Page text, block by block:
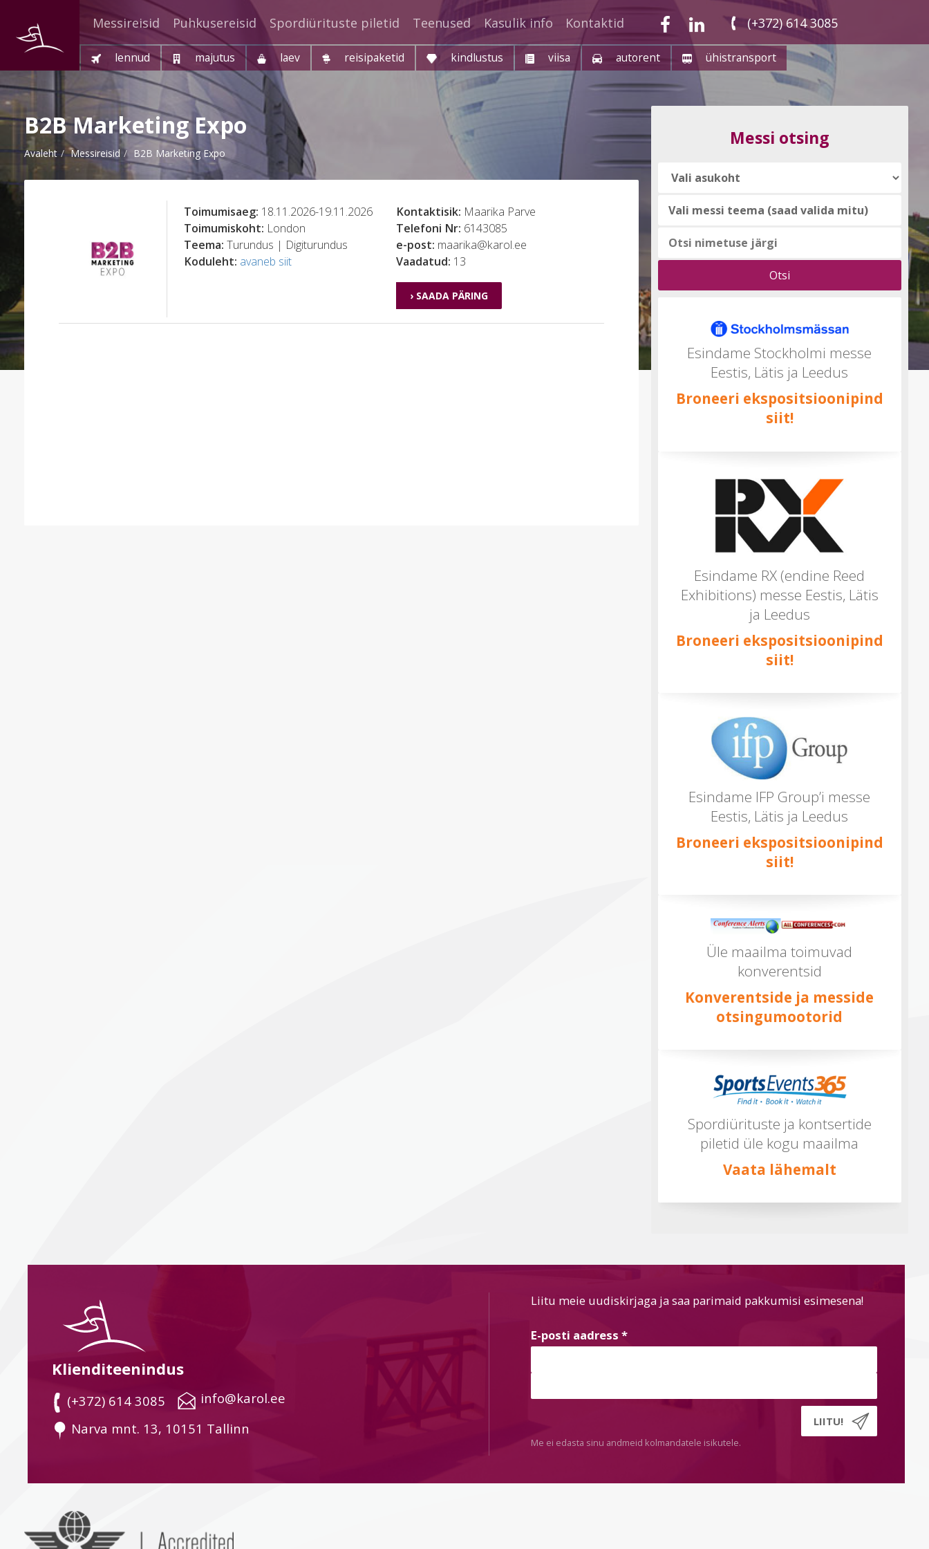
(+372) 614 3085
Messireisid Puhkusereisid Spordiürituste piletid Teenused Kasulik info Kontaktid
lennud majutus laev reisipaketid kindlustus viisa autorent ühistransport
B2B Marketing Expo
Avaleht Messireisid B2B Marketing Expo
Toimumisaeg: 18.11.2026-19.11.2026
Toimumiskoht: London
Teema: Turundus | Digiturundus
Koduleht: avaneb siit
Kontaktisik: Maarika Parve
Telefoni Nr: 6143085
e-post: maarika@karol.ee
Vaadatud: 13
› SAADA PÄRING
Messi otsing
Vali
teema
Esindame Stockholmi messe
Eestis, Lätis ja Leedus
Broneeri ekspositsioonipind
siit!
Esindame RX (endine Reed
Exhibitions) messe Eestis, Lätis
ja Leedus
Broneeri ekspositsioonipind
siit!
Esindame IFP Group’i messe
Eestis, Lätis ja Leedus
Broneeri ekspositsioonipind
siit!
Üle maailma toimuvad
konverentsid
Konverentside ja messide
otsingumootorid
Spordiürituste ja kontsertide
piletid üle kogu maailma
Vaata lähemalt
Klienditeenindus
(+372) 614 3085
info@karol.ee
Narva mnt. 13, 10151 Tallinn
Liitu meie uudiskirjaga ja saa parimaid pakkumisi esimesena!
E-posti aadress *
Me ei edasta sinu andmeid kolmandatele isikutele.